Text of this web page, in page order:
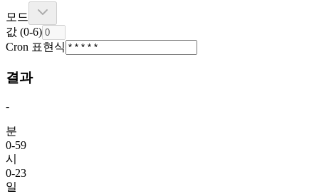
모드
값 (0-6)
Cron 표현식
결과
-
분
0-59
시
0-23
일